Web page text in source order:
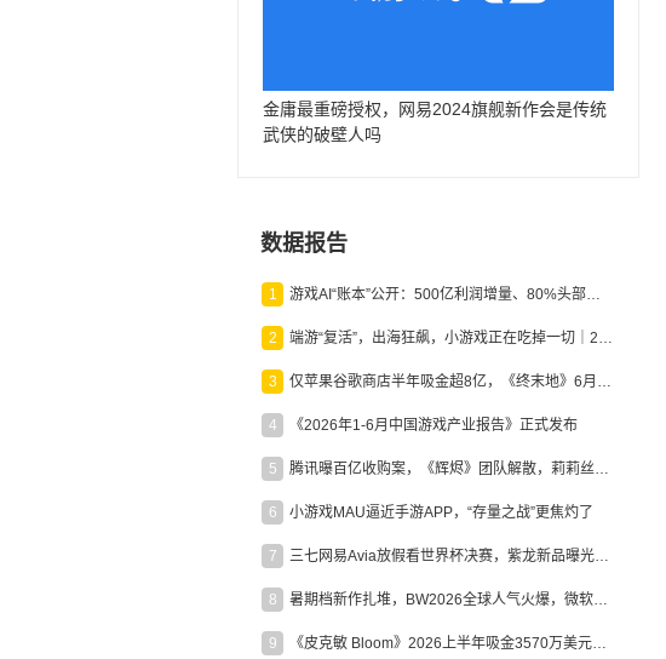
金庸最重磅授权，网易2024旗舰新作会是传统
武侠的破壁人吗
数据报告
1 游戏AI“账本”公开：500亿利润增量、80%头部入局，谁在闷声发财？
2 端游“复活”，出海狂飙，小游戏正在吃掉一切｜2026上半年产业报告
3 仅苹果谷歌商店半年吸金超8亿，《终末地》6月份收入显著回暖
4 《2026年1-6月中国游戏产业报告》正式发布
5 腾讯曝百亿收购案，《辉烬》团队解散，莉莉丝新作曝光｜陀螺周报
6 小游戏MAU逼近手游APP，“存量之战”更焦灼了
7 三七网易Avia放假看世界杯决赛，紫龙新品曝光，米哈游新作上线 | 陀螺周报
8 暑期档新作扎堆，BW2026全球人气火爆，微软XBOX大裁员|陀螺周报
9 《皮克敏 Bloom》2026上半年吸金3570万美元，中国台湾成最大市场